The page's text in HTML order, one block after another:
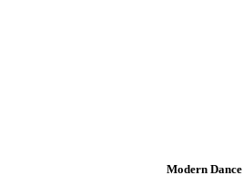
Modern Dance